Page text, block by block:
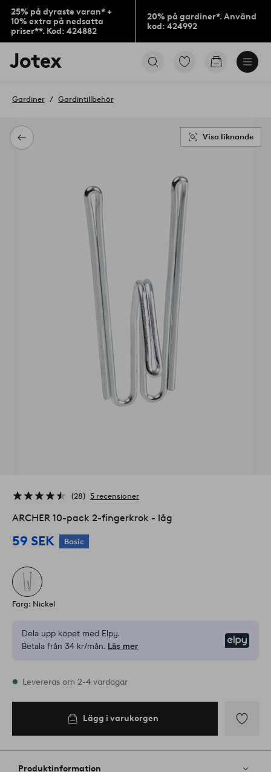
25% på dyraste varan* +
10% extra på nedsatta
priser**. Kod: 424882
20% på gardiner*. Använd
kod: 424992
Jotex
logotyp
till
Gå
Gå
Tillbaka
Gardiner Gardintillbehör
Visa liknande
28 5 recensioner
ARCHER 10-pack 2-fingerkrok - låg
59 SEK Basic
Färg: Nickel
Dela upp köpet med Elpy.
Betala från 34 kr/mån. Läs mer
I lager
Levereras om 2-4 vardagar
Lägg i varukorgen
till
Produktinformation